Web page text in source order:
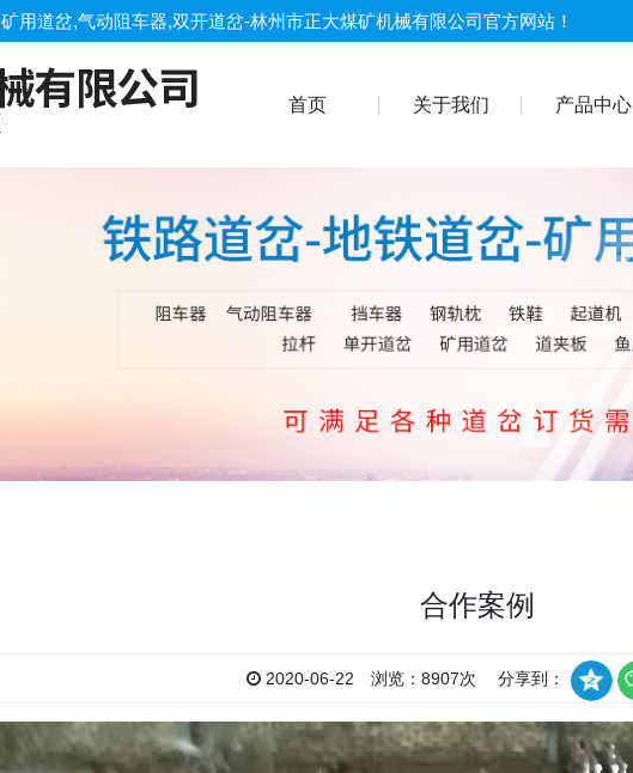
用道岔,气动阻车器,双开道岔-林州市正大煤矿机械有限公司官方网站！
首页 关于我们 产品中心
合作案例
2020-06-22 浏览：8907次 分享到：